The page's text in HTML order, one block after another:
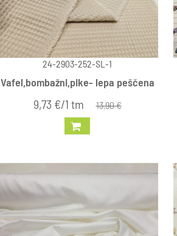
24-2903-252-SL-1
Vafel,bombažni,pike- lepa peščena
9,73 €/1 tm 13,90 €